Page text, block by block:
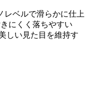
レベルで滑らかに仕上
にくく落ちやすい
しい見た目を維持す